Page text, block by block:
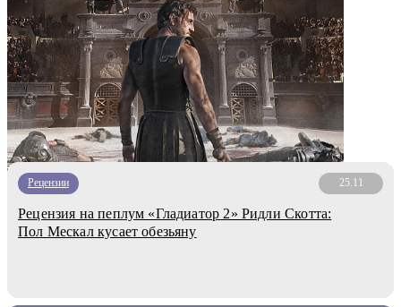
Рецензии 25.11
Рецензия на пеплум «Гладиатор 2» Ридли Скотта:
Пол Мескал кусает обезьяну